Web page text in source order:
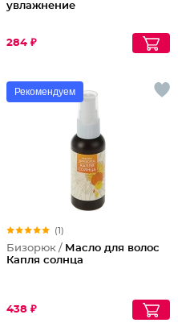
увлажнение
284 ₽
Рекомендуем
(1)
Бизорюк / Масло для волос
Капля солнца
438 ₽